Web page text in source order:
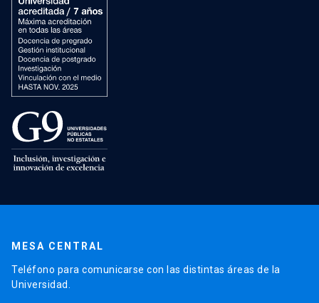
MESA CENTRAL
Teléfono para comunicarse con las distintas áreas de la
Universidad.